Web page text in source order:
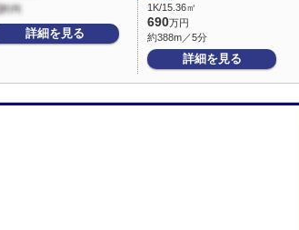
詳細を見る
1K/15.36㎡
690万円
約388m／5分
詳細を見る